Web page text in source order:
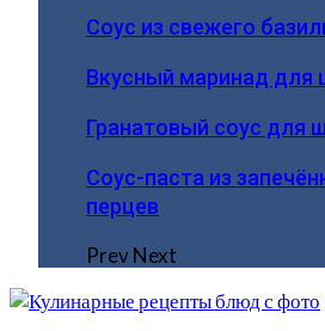
Соус из свежего
Вкусный маринад
Гранатовый соус для
Соус-паста из
перцев
PrevNext